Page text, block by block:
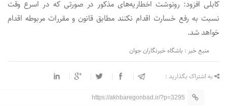
کابلی افزود: رونوشت اخطاریه‌های مذکور در صورتی که در اسرع وقت
نسبت به رفع خسارت اقدام نکنند مطابق قانون و مقررات مربوطه اقدام
خواهد شد.
منبع خبر : باشگاه خبرنگاران جوان
به اشتراک بگذارید :
https://akhbaregonbad.ir/?p=3295